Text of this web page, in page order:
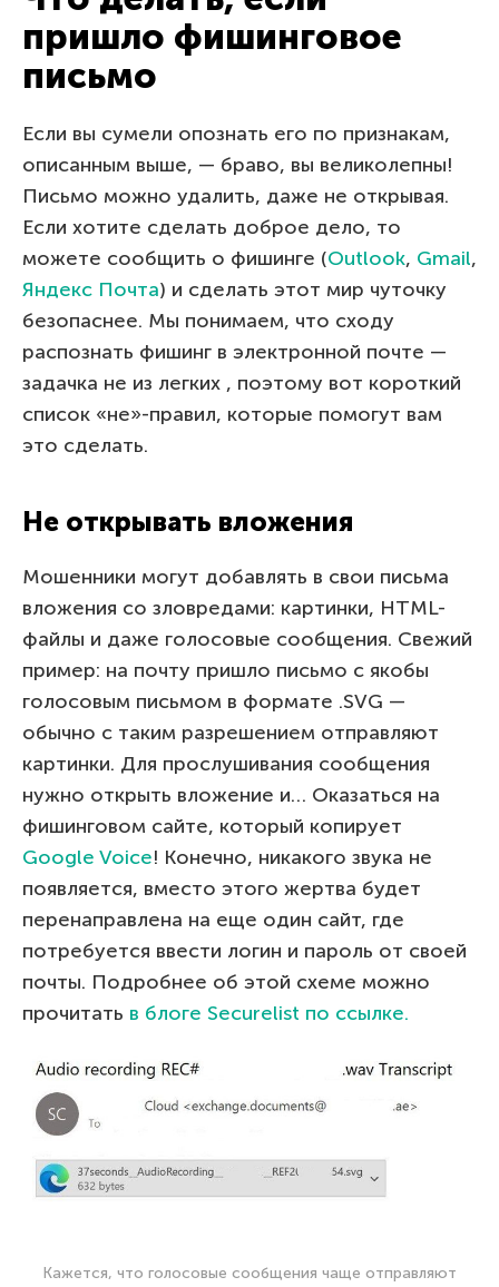
пришло фишинговое
письмо
Если вы сумели опознать его по признакам,
описанным выше, — браво, вы великолепны!
Письмо можно удалить, даже не открывая.
Если хотите сделать доброе дело, то
можете сообщить о фишинге (Outlook, Gmail,
Яндекс Почта) и сделать этот мир чуточку
безопаснее. Мы понимаем, что сходу
распознать фишинг в электронной почте —
задачка не из легких , поэтому вот короткий
список «не»-правил, которые помогут вам
это сделать.
Не открывать вложения
Мошенники могут добавлять в свои письма
вложения со зловредами: картинки, HTML-
файлы и даже голосовые сообщения. Свежий
пример: на почту пришло письмо с якобы
голосовым письмом в формате .SVG —
обычно с таким разрешением отправляют
картинки. Для прослушивания сообщения
нужно открыть вложение и… Оказаться на
фишинговом сайте, который копирует
Google Voice! Конечно, никакого звука не
появляется, вместо этого жертва будет
перенаправлена на еще один сайт, где
потребуется ввести логин и пароль от своей
почты. Подробнее об этой схеме можно
прочитать в блоге Securelist по ссылке.
Кажется, что голосовые сообщения чаще отправляют